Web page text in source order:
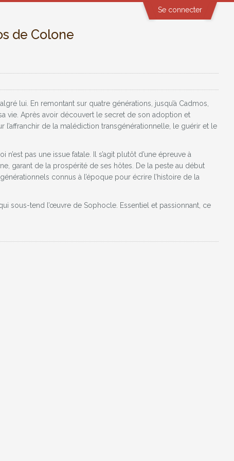
Se connecter
de Colone
lui. En remontant sur quatre générations, jusqu’à Cadmos,
vie. Après avoir découvert le secret de son adoption et
de la malédiction transgénérationnelle, le guérir et le
pas une issue fatale. Il s’agit plutôt d’une épreuve à
garant de la prospérité de ses hôtes. De la peste au début
connus à l’époque pour écrire l’histoire de la
sous-tend l’œuvre de Sophocle. Essentiel et passionnant, ce